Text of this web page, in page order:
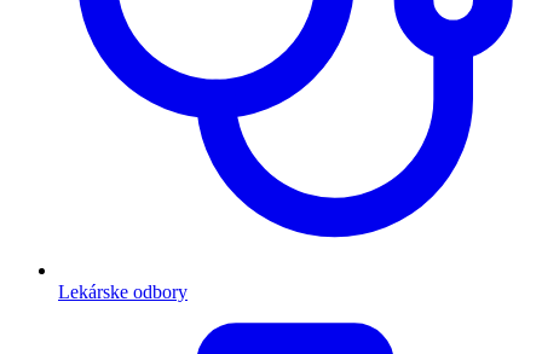
Lekárske odbory